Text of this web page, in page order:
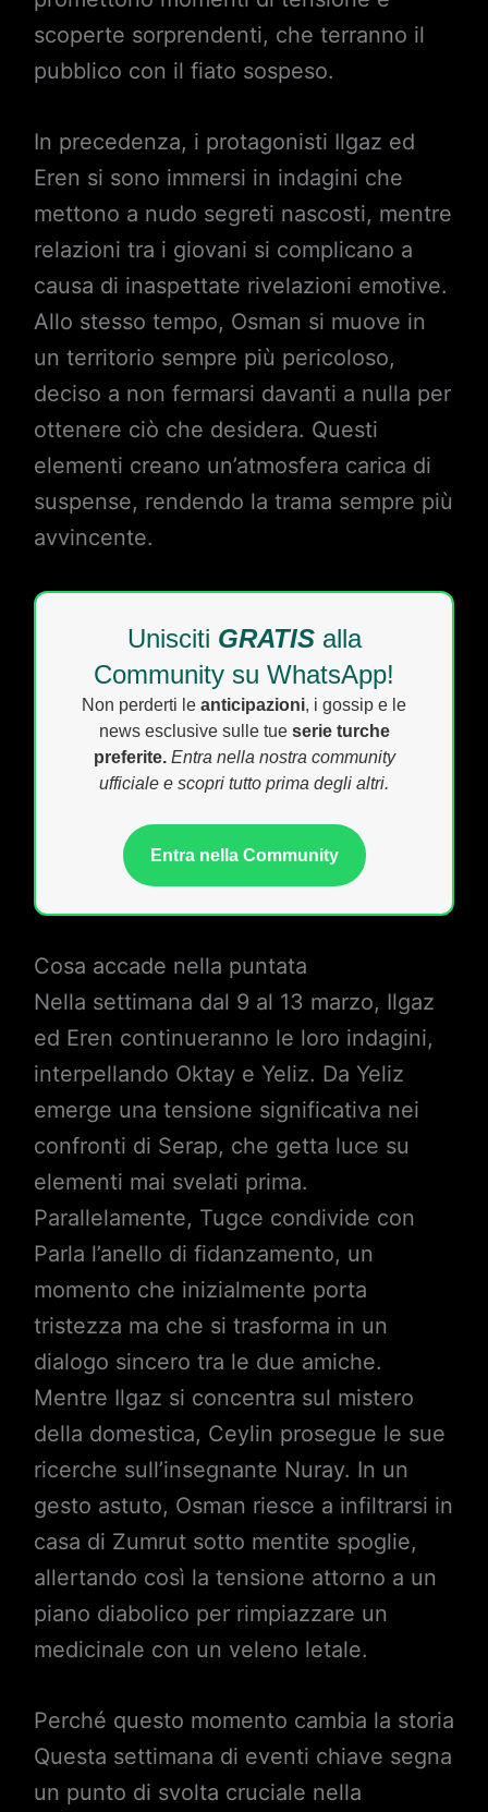
scoperte sorprendenti, che terranno il
pubblico con il fiato sospeso.
In precedenza, i protagonisti Ilgaz ed
Eren si sono immersi in indagini che
mettono a nudo segreti nascosti, mentre
relazioni tra i giovani si complicano a
causa di inaspettate rivelazioni emotive.
Allo stesso tempo, Osman si muove in
un territorio sempre più pericoloso,
deciso a non fermarsi davanti a nulla per
ottenere ciò che desidera. Questi
elementi creano un’atmosfera carica di
suspense, rendendo la trama sempre più
avvincente.
Unisciti GRATISalla
Community su WhatsApp!
Non perderti le anticipazioni, i gossip e le
news esclusive sulle tue serie turche
preferite. Entra nella nostra community
ufficiale e scopri tutto prima degli altri.
Entra nella Community
Cosa accade nella puntata
Nella settimana dal 9 al 13 marzo, Ilgaz
ed Eren continueranno le loro indagini,
interpellando Oktay e Yeliz. Da Yeliz
emerge una tensione significativa nei
confronti di Serap, che getta luce su
elementi mai svelati prima.
Parallelamente, Tugce condivide con
Parla l’anello di fidanzamento, un
momento che inizialmente porta
tristezza ma che si trasforma in un
dialogo sincero tra le due amiche.
Mentre Ilgaz si concentra sul mistero
della domestica, Ceylin prosegue le sue
ricerche sull’insegnante Nuray. In un
gesto astuto, Osman riesce a infiltrarsi in
casa di Zumrut sotto mentite spoglie,
allertando così la tensione attorno a un
piano diabolico per rimpiazzare un
medicinale con un veleno letale.
Perché questo momento cambia la storia
Questa settimana di eventi chiave segna
un punto di svolta cruciale nella